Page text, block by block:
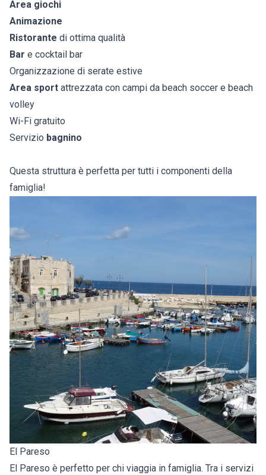
Area giochi
Animazione
Ristorante di ottima qualità
Bar e cocktail bar
Organizzazione di serate estive
Area sport attrezzata con campi da beach soccer e beach
volley
Wi-Fi gratuito
Servizio bagnino
Questa struttura è perfetta per tutti i componenti della
famiglia!
El Pareso
El Pareso è perfetto per chi viaggia in famiglia. Tra i servizi